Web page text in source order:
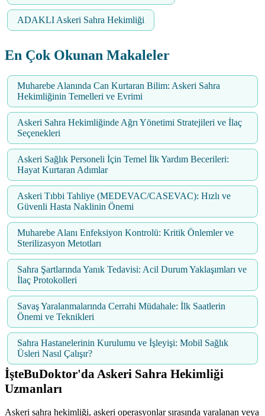
ADAKLI Askeri Sahra Hekimliği
En Çok Okunan Makaleler
Muharebe Alanında Can Kurtaran Bilim: Askeri Sahra
Hekimliğinin Temelleri ve Evrimi
Askeri Sahra Hekimliğinde Ağrı Yönetimi Stratejileri ve İlaç
Seçenekleri
Askeri Sağlık Personeli İçin Temel İlk Yardım Becerileri:
Hayat Kurtaran Adımlar
Askeri Tıbbi Tahliye (MEDEVAC/CASEVAC): Hızlı ve
Güvenli Hasta Naklinin Önemi
Muharebe Alanı Enfeksiyon Kontrolü: Kritik Önlemler ve
Sterilizasyon Metotları
Sahra Şartlarında Yanık Tedavisi: Acil Durum Yaklaşımları ve
İlaç Protokolleri
Savaş Yaralanmalarında Cerrahi Müdahale: İlk Saatlerin
Önemi ve Teknikleri
Sahra Hastanelerinin Kurulumu ve İşleyişi: Mobil Sağlık
Üsleri Nasıl Çalışır?
İşteBuDoktor'da Askeri Sahra Hekimliği
Uzmanları
Askeri sahra hekimliği, askeri operasyonlar sırasında yaralanan veya